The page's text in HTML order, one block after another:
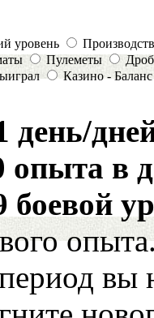
уровень
Пулеметы
Казино - Баланс
день/
опыта в
боевой
вы